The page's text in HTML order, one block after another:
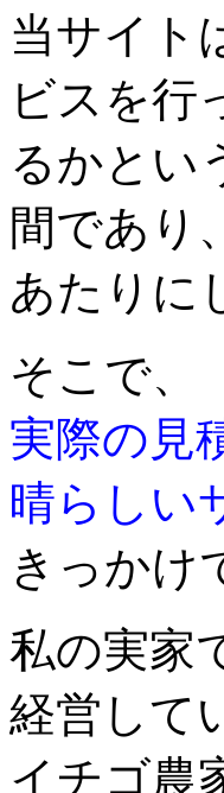
当サイト
ビスを行
るかとい
間であり
あたりに
そこで、
実際の見
晴らしい
きっかけ
私の実家
経営して
イチゴ農